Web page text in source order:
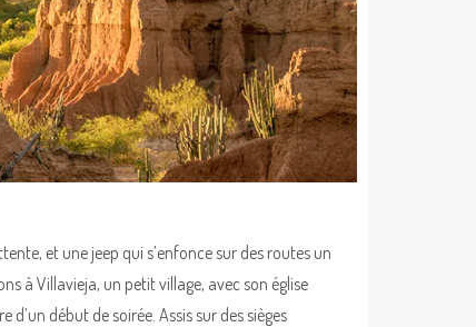
et une jeep qui s’enfonce sur des routes un
à Villavieja, un petit village, avec son église
début de soirée. Assis sur des sièges